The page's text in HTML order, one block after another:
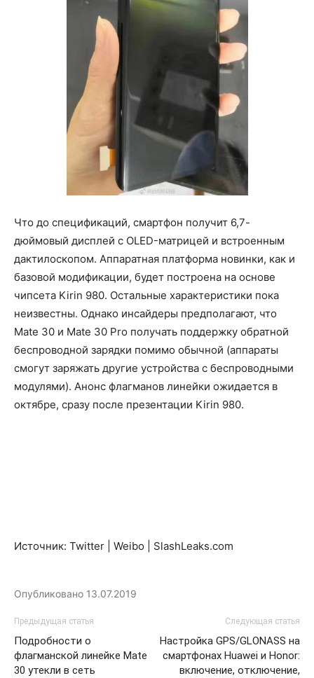
Что до спецификаций, смартфон получит 6,7-
дюймовый дисплей с OLED-матрицей и встроенным
дактилоскопом. Аппаратная платформа новинки, как и
базовой модификации, будет построена на основе
чипсета Kirin 980. Остальные характеристики пока
неизвестны. Однако инсайдеры предполагают, что
Mate 30 и Mate 30 Pro получать поддержку обратной
беспроводной зарядки помимо обычной (аппараты
смогут заряжать другие устройства с беспроводными
модулями). Анонс флагманов линейки ожидается в
октябре, сразу после презентации Kirin 980.
Источник: Twitter | Weibo | SlashLeaks.com
Опубликовано 13.07.2019
Предыдущая статья
Подробности о
флагманской линейке Mate
30 утекли в сеть
Следующая статья
Настройка GPS/GLONASS на
смартфонах Huawei и Honor:
включение, отключение,